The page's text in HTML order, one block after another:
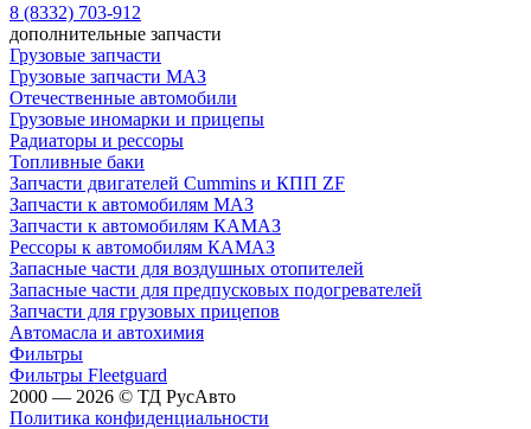
8 (8332) 703-912
дополнительные запчасти
Грузовые запчасти
Грузовые запчасти МАЗ
Отечественные автомобили
Грузовые иномарки и прицепы
Радиаторы и рессоры
Топливные баки
Запчасти двигателей Cummins и КПП ZF
Запчасти к автомобилям МАЗ
Запчасти к автомобилям КАМАЗ
Рессоры к автомобилям КАМАЗ
Запасные части для воздушных отопителей
Запасные части для предпусковых подогревателей
Запчасти для грузовых прицепов
Автомасла и автохимия
Фильтры
Фильтры Fleetguard
2000 — 2026 © ТД РусАвто
Политика конфиденциальности